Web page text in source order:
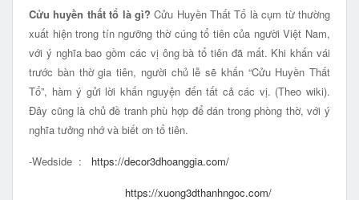
Cửu huyền thất tổ là gì? Cửu Huyền Thất Tổ là cụm từ thường
xuất hiện trong tín ngưỡng thờ cúng tổ tiên của người Việt Nam,
với ý nghĩa bao gồm các vị ông bà tổ tiên đã mất. Khi khấn vái
trước bàn thờ gia tiên, người chủ lễ sẽ khấn “Cửu Huyền Thất
Tổ”, hàm ý gửi lời khấn nguyện đến tất cả các vị. (Theo wiki).
Đây cũng là chủ đề tranh phù hợp để dán trong phòng thờ, với ý
nghĩa tưởng nhớ và biết ơn tổ tiên.
-Wedside : https://decor3dhoanggia.com/
https://xuong3dthanhngoc.com/